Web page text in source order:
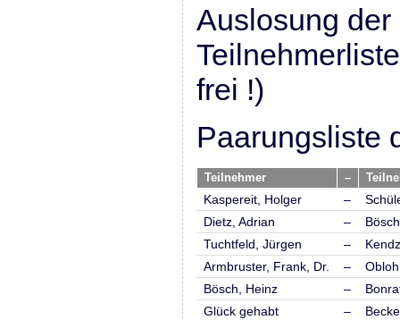
Auslosung
frei !)
Paarungsliste
Teilnehmer –
Kaspereit, Holger –
Dietz, Adrian
–
Tuchtfeld, Jürgen
–
Armbruster, Frank, Dr.
–
Bösch, Heinz
–
Glück gehabt
–